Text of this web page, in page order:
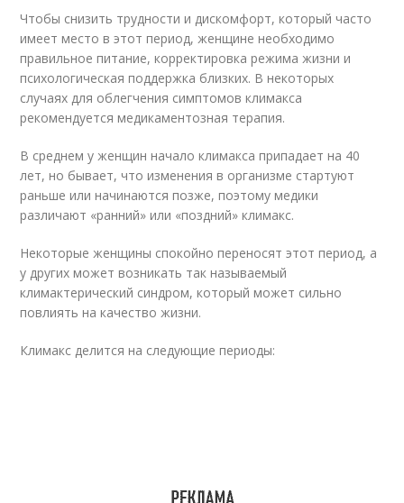
Чтобы снизить трудности и дискомфорт, который часто
имеет место в этот период, женщине необходимо
правильное питание, корректировка режима жизни и
психологическая поддержка близких. В некоторых
случаях для облегчения симптомов климакса
рекомендуется медикаментозная терапия.
В среднем у женщин начало климакса припадает на 40
лет, но бывает, что изменения в организме стартуют
раньше или начинаются позже, поэтому медики
различают «ранний» или «поздний» климакс.
Некоторые женщины спокойно переносят этот период, а
у других может возникать так называемый
климактерический синдром, который может сильно
повлиять на качество жизни.
Климакс делится на следующие периоды: